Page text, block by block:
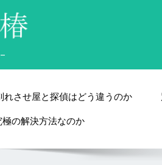
れさせ屋と探偵はどう違うのか
の解決方法なのか